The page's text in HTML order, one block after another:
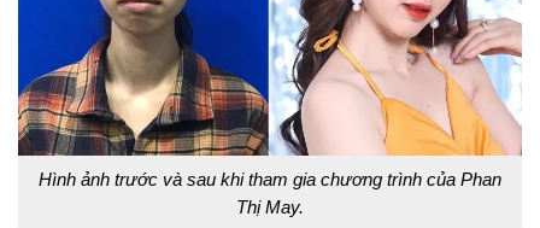
Hình ảnh trước và sau khi tham gia chương trình của Phan
Thị May.